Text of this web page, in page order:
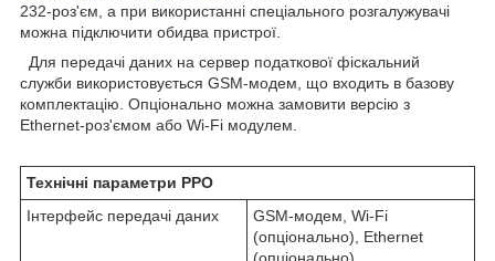
232-роз'єм, а при використанні спеціального розгалужувачі
можна підключити обидва пристрої.
Для передачі даних на сервер податкової фіскальний
служби використовується GSM-модем, що входить в базову
комплектацію. Опціонально можна замовити версію з
Ethernet-роз'ємом або Wi-Fi модулем.
Технічні параметри РРО
Інтерфейс передачі даних
GSM-модем, Wi-Fi
(опціонально), Ethernet
(опціонально)